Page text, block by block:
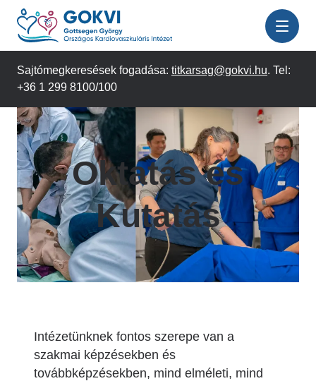
Ugrás
tartalomra
Sajtómegkeresések fogadása: titkarsag@gokvi.hu. Tel:
+36 1 299 8100/100
Oktatás és
Kutatás
Intézetünknek fontos szerepe van a
szakmai képzésekben és
továbbképzésekben, mind elméleti, mind